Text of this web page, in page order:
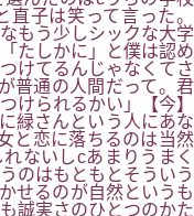
子は笑って言った。
もう少しシックな大学
たしかに」と僕は認め
けてるんじゃなくてさ
普通の人間だって。君
けられるかい」【今】
緑さんという人にあな
と恋に落ちるのは当然
ないしcあまりうまく
のはもともとそういう
せるのが自然というも
誠実さのひとつのかた